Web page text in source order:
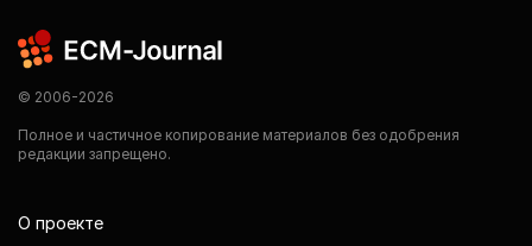
© 2006-2026
Полное и частичное копирование материалов без одобрения
редакции запрещено.
О проекте